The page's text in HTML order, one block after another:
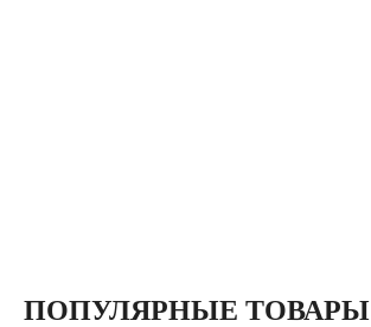
ПОПУЛЯРНЫЕ ТОВАРЫ